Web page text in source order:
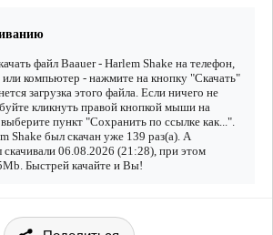
файл Baauer - Harlem Shake на телефон,
компьютер - нажмите на кнопку "Скачать"
загрузка этого файла. Если ничего не
кликнуть правой кнопкой мыши на
пункт "Сохранить по ссылке как...".
Shake был скачан уже 139 раз(а). А
скачивали 06.08.2026 (21:28), при этом
Быстрей качайте и Вы!